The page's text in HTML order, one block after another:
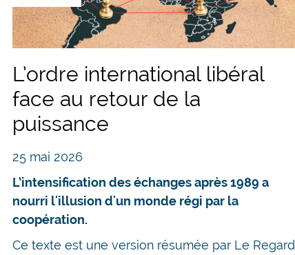
L’ordre international libéral
face au retour de la
puissance
25 mai 2026
L’intensification des échanges après 1989 a
nourri l'illusion d'un monde régi par la
coopération.
Ce texte est une version résumée par Le Regard